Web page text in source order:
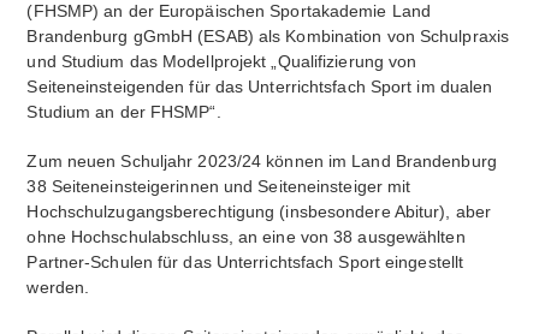
(FHSMP) an der Europäischen Sportakademie Land
Brandenburg gGmbH (ESAB) als Kombination von Schulpraxis
und Studium das Modellprojekt „Qualifizierung von
Seiteneinsteigenden für das Unterrichtsfach Sport im dualen
Studium an der FHSMP“.
Zum neuen Schuljahr 2023/24 können im Land Brandenburg
38 Seiteneinsteigerinnen und Seiteneinsteiger mit
Hochschulzugangsberechtigung (insbesondere Abitur), aber
ohne Hochschulabschluss, an eine von 38 ausgewählten
Partner-Schulen für das Unterrichtsfach Sport eingestellt
werden.